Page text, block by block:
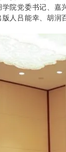
院党委书记、
人吕能幸、胡润